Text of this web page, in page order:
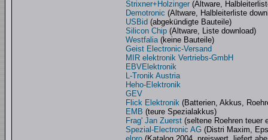
Strixner+Holzinger (Altware,
Demotronic (Altware, Halbleiterliste
USBid (abgekündigte Bauteile)
Silicon Chip (Altware, Liste download)
Westfalia (keine Bauteile)
Geist Electronic-Versand
MIR elektronik Vertriebs-GmbH
EBVElektronik
L-Tronik Austria
Heho-Elektronik
GEV
Flick Elektronik (Batterien, Akkus,
EMB (teure Spezialakkus)
Frag' Jan Zuerst (seltene Roehren teuer
Spezial-Electronic AG (Distri Maxim,